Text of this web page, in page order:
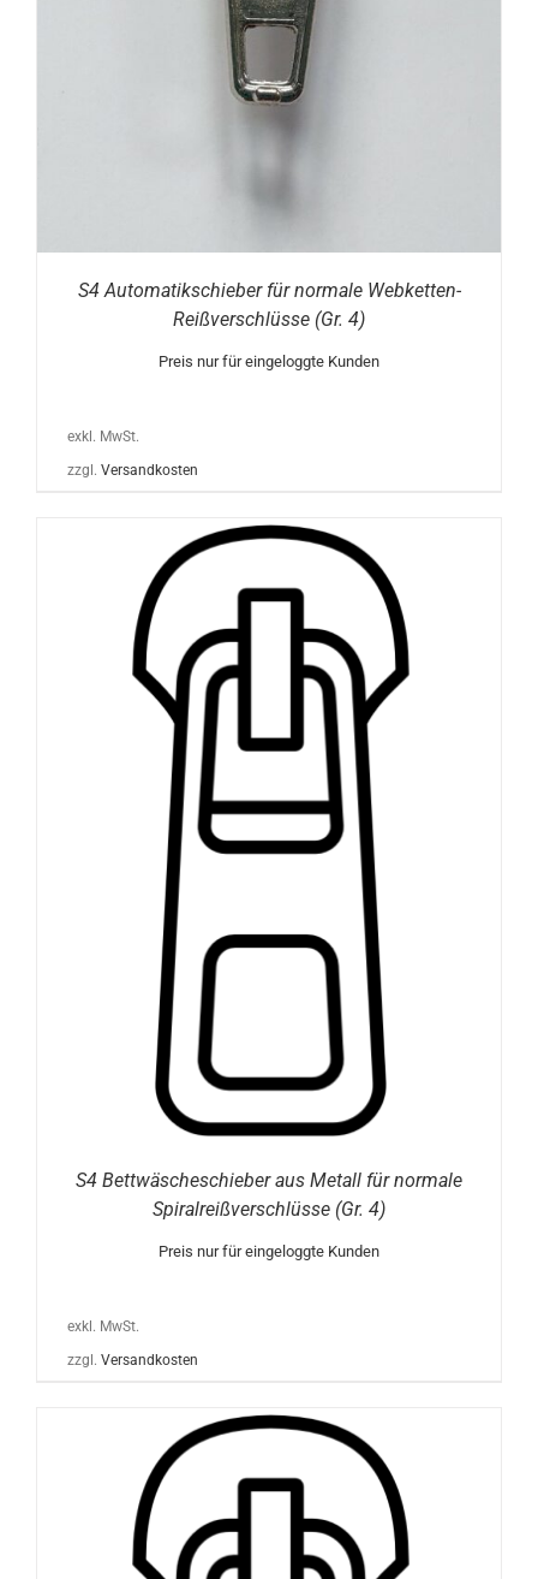
S4 Automatikschieber für normale Webketten-
Reißverschlüsse (Gr. 4)
Preis nur für eingeloggte Kunden
exkl. MwSt.
zzgl. Versandkosten
S4 Bettwäscheschieber aus Metall für normale
Spiralreißverschlüsse (Gr. 4)
Preis nur für eingeloggte Kunden
exkl. MwSt.
zzgl. Versandkosten